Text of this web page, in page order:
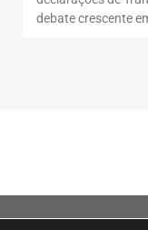
debate crescente